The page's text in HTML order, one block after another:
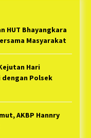
HUT Bhayangkara
Masyarakat
Hari
Polsek
AKBP Hannry